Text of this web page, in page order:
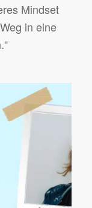
Mindset
in eine